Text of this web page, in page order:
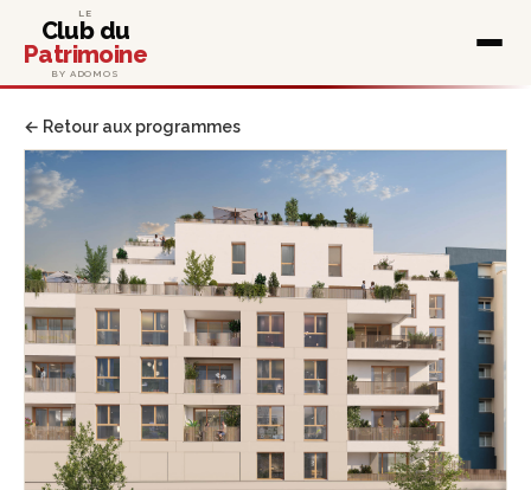
LE
Club du
Patrimoine
BY ADOMOS
← Retour aux programmes